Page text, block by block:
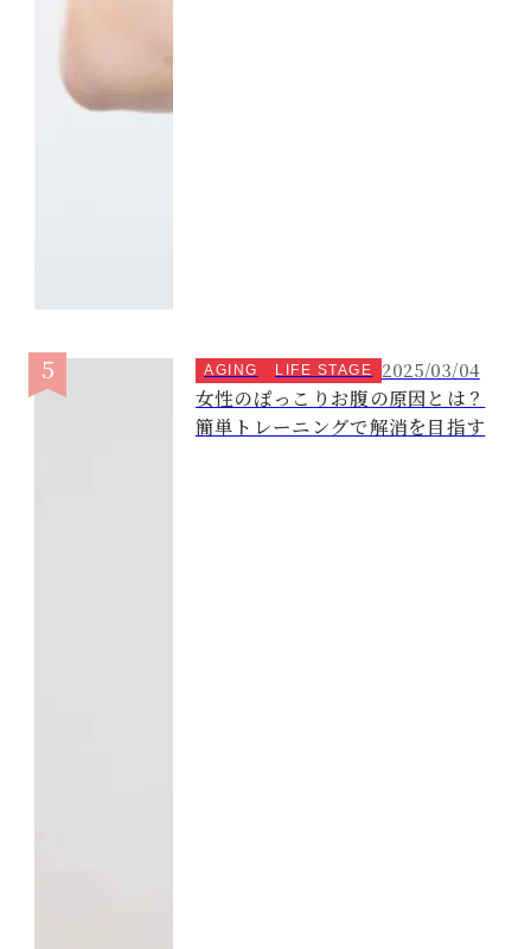
AGING LIFE STAGE 2025/03/04
女性のぽっこりお腹の原因とは？
簡単トレーニングで解消を目指す